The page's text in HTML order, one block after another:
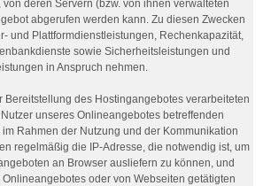
deren Servern (bzw. von ihnen verwalteten
abgerufen werden kann. Zu diesen Zwecken
und Plattformdienstleistungen, Rechenkapazität,
sowie Sicherheitsleistungen und
in Anspruch nehmen.
Bereitstellung des Hostingangebotes verarbeiteten
unseres Onlineangebotes betreffenden
Rahmen der Nutzung und der Kommunikation
regelmäßig die IP-Adresse, die notwendig ist, um
an Browser ausliefern zu können, und
oder von Webseiten getätigten